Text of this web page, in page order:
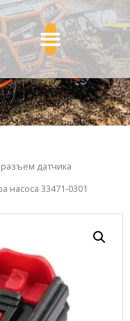
датчика
насоса 33471-0301